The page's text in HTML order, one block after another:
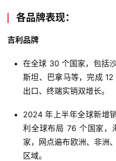
各品牌表现：
吉利品牌
在全球 30 个国家，包括
斯坦、巴拿马等，完成
出口、终端实销双增长。
2024 年上半年全球新增
利全球布局 76 个国家，
家，网点遍布欧洲、非洲
区域。